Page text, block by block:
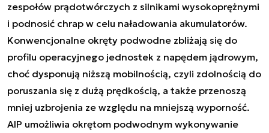
zespołów prądotwórczych z silnikami wysokoprężnymi
i podnosić chrap w celu naładowania akumulatorów.
Konwencjonalne okręty podwodne zbliżają się do
profilu operacyjnego jednostek z napędem jądrowym,
choć dysponują niższą mobilnością, czyli zdolnością do
poruszania się z dużą prędkością, a także przenoszą
mniej uzbrojenia ze względu na mniejszą wyporność.
AIP umożliwia okrętom podwodnym wykonywanie